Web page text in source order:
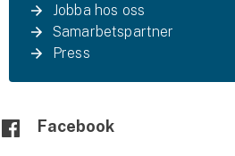
Jobba hos oss
Samarbetspartner
Press
Facebook